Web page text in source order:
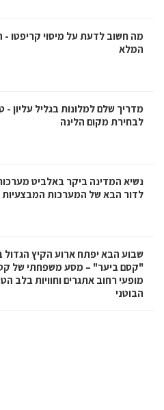
מה חשוב לדעת על מיסוי קריפטו -
המלא
מדריך שלם למלונות בגליל עליון -
לבחירת מקום הלינה
נשיא המדינה ביקר באלביט
לדור הבא של המערכות המבצעיות
שבוע הבא יפתח ארוע הקיץ הגדול
"קסם ביער" – מסע משפחתי של
מופעי רחוב אתגרים וחוויות בלב
הבוטני